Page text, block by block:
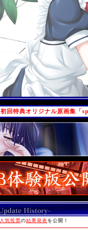
初回特典オリジナル原画集「